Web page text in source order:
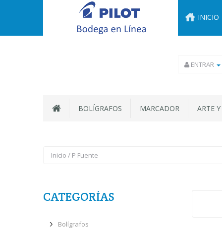
INICIO
ENTRAR
BOLÍGRAFOS MARCADOR ARTE
Inicio / P Fuente
CATEGORÍAS
Bolígrafos